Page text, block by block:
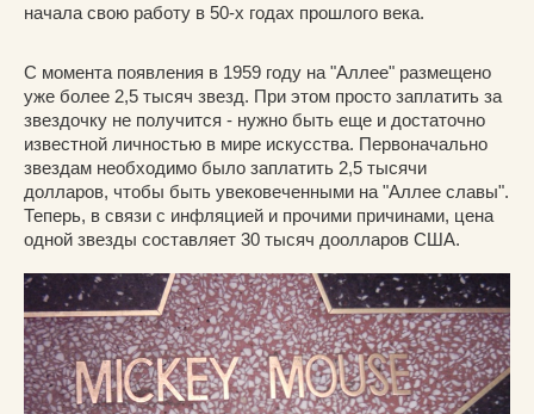
начала свою работу в 50-х годах прошлого века.
С момента появления в 1959 году на "Аллее" размещено
уже более 2,5 тысяч звезд. При этом просто заплатить за
звездочку не получится - нужно быть еще и достаточно
известной личностью в мире искусства. Первоначально
звездам необходимо было заплатить 2,5 тысячи
долларов, чтобы быть увековеченными на "Аллее славы".
Теперь, в связи с инфляцией и прочими причинами, цена
одной звезды составляет 30 тысяч доолларов США.